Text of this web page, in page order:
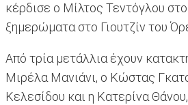
κέρδισε ο Μίλτος Τεντόγλου
ξημερώματα στο Γιουτζίν του
Από τρία μετάλλια έχουν
Μιρέλα Μανιάνι, ο Κώστας
Κελεσίδου και η Κατερίνα